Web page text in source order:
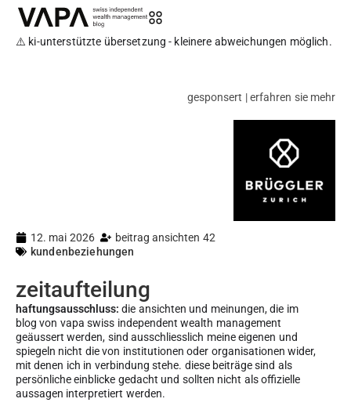
⚠️ ki-unterstützte übersetzung - kleinere abweichungen möglich.
gesponsert | erfahren sie mehr
12. mai 2026
beitrag ansichten 42
kundenbeziehungen
zeitaufteilung
haftungsausschluss: die ansichten und meinungen, die im
blog von vapa swiss independent wealth management
geäussert werden, sind ausschliesslich meine eigenen und
spiegeln nicht die von institutionen oder organisationen wider,
mit denen ich in verbindung stehe. diese beiträge sind als
persönliche einblicke gedacht und sollten nicht als offizielle
aussagen interpretiert werden.